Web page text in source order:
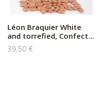
Léon Braquier White
and torrefied, Confect...
39,50 €